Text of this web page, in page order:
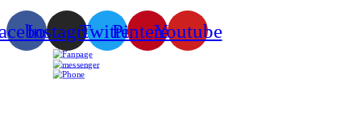
InstagramTwitterPinterestYoutube